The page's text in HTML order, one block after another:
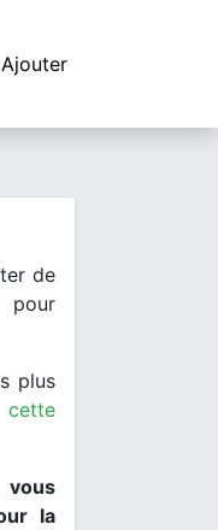
Ajouter
de
plus
cette
vous
la